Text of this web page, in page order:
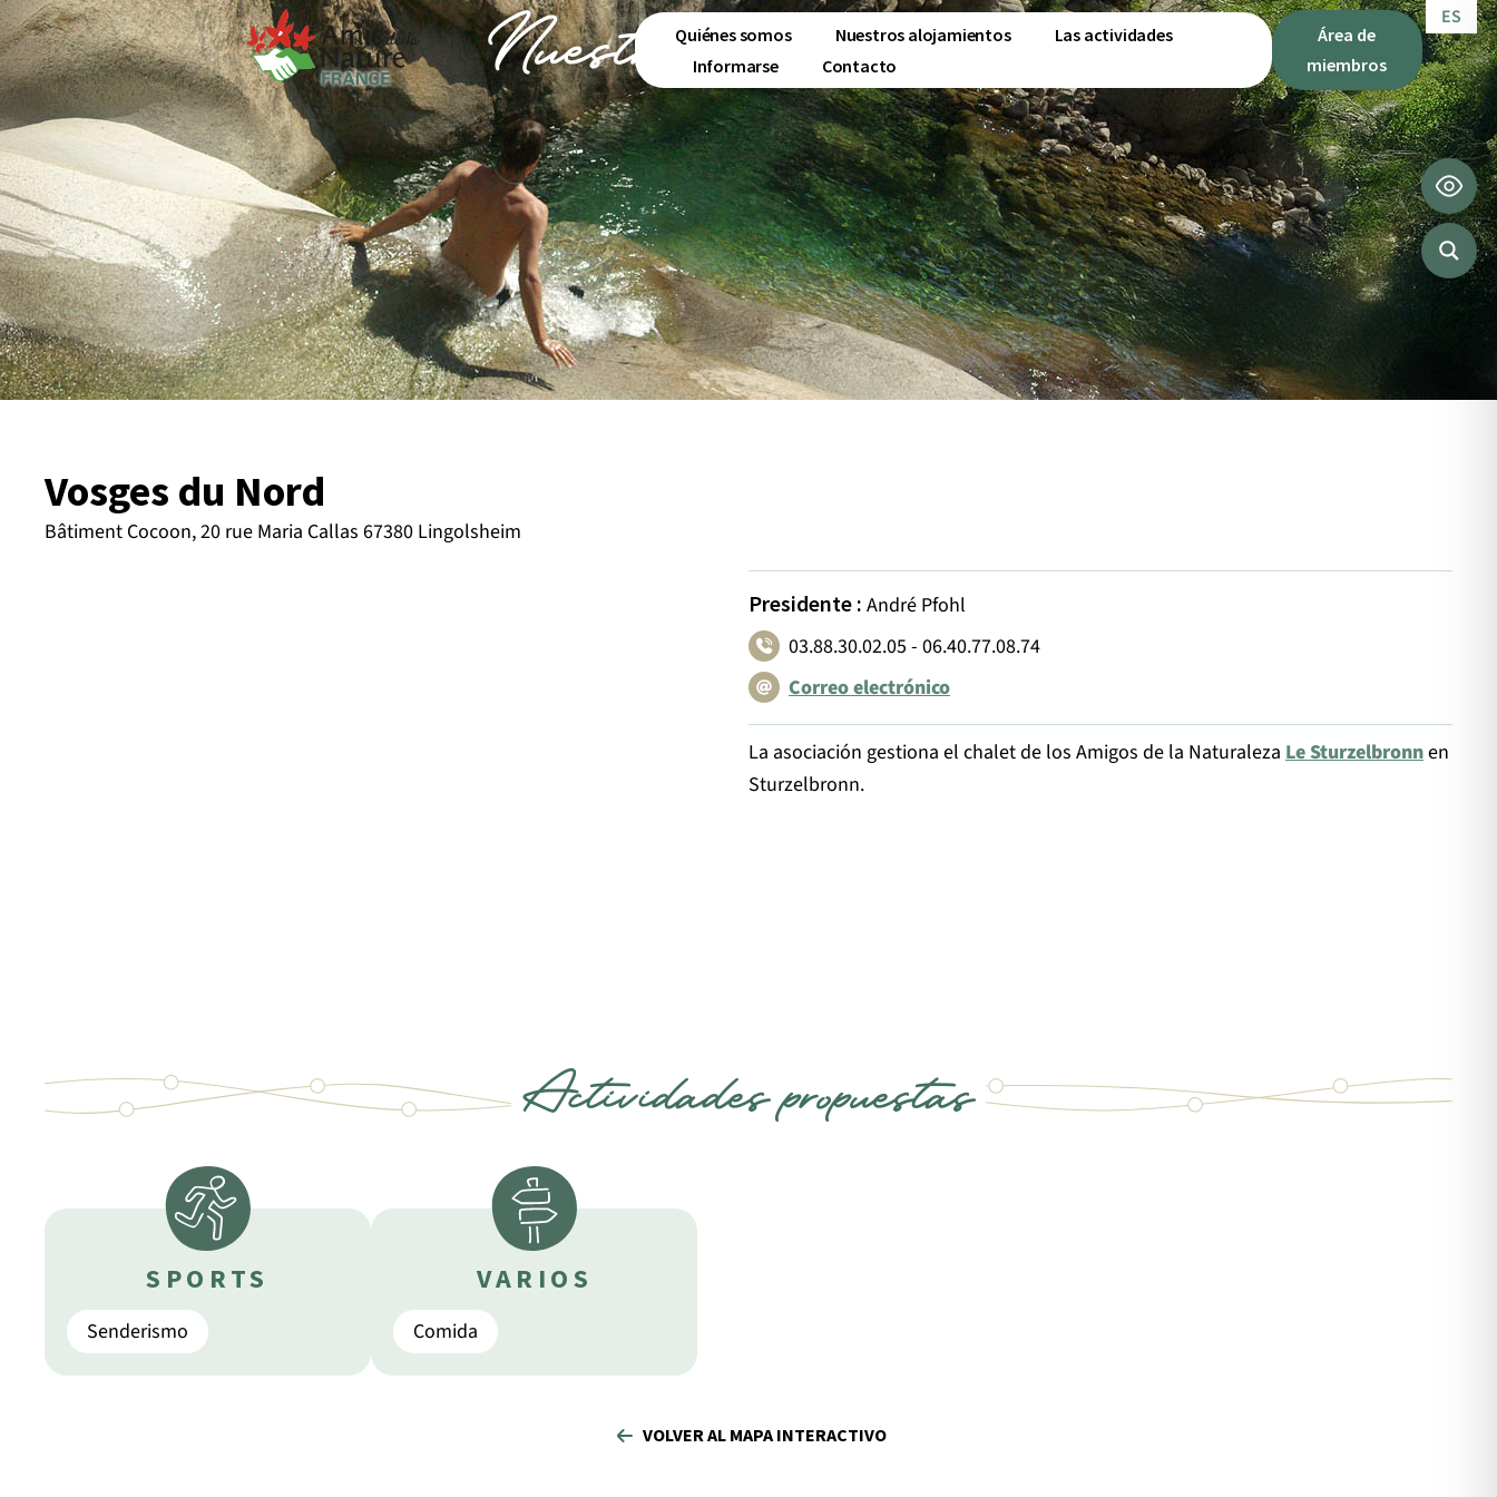
Quiénes somos Nuestros alojamientos
Las actividades
Informarse
Contacto
Área de
miembros
ES
IT
Nuestras actividades
Vosges du Nord
Bâtiment Cocoon, 20 rue Maria Callas 67380 Lingolsheim
Presidente : André Pfohl
03.88.30.02.05 - 06.40.77.08.74
Correo electrónico
La asociación gestiona el chalet de los Amigos de la Naturaleza Le Sturzelbronnen
Sturzelbronn.
Actividades propuestas
SPORTS
Senderismo
VARIOS
Comida
VOLVER AL MAPA INTERACTIVO